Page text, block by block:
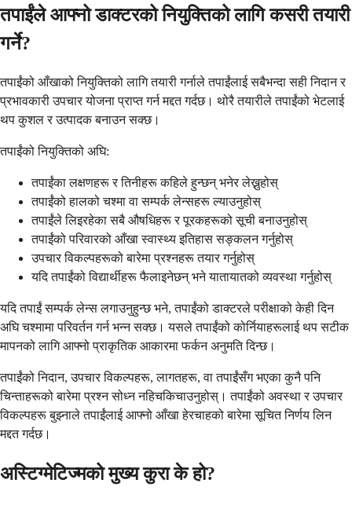
तपाईंले आफ्नो डाक्टरको नियुक्तिको लागि कसरी तयारी
गर्ने?
तपाईंको आँखाको नियुक्तिको लागि तयारी गर्नाले तपाईंलाई सबैभन्दा सही निदान र
प्रभावकारी उपचार योजना प्राप्त गर्न मद्दत गर्दछ। थोरै तयारीले तपाईंको भेटलाई
थप कुशल र उत्पादक बनाउन सक्छ।
तपाईंको नियुक्तिको अघि:
तपाईंका लक्षणहरू र तिनीहरू कहिले हुन्छन् भनेर लेख्नुहोस्
तपाईंको हालको चश्मा वा सम्पर्क लेन्सहरू ल्याउनुहोस्
तपाईंले लिइरहेका सबै औषधिहरू र पूरकहरूको सूची बनाउनुहोस्
तपाईंको परिवारको आँखा स्वास्थ्य इतिहास सङ्कलन गर्नुहोस्
उपचार विकल्पहरूको बारेमा प्रश्नहरू तयार गर्नुहोस्
यदि तपाईंको विद्यार्थीहरू फैलाइनेछन् भने यातायातको व्यवस्था गर्नुहोस्
यदि तपाईं सम्पर्क लेन्स लगाउनुहुन्छ भने, तपाईंको डाक्टरले परीक्षाको केही दिन
अघि चश्मामा परिवर्तन गर्न भन्न सक्छ। यसले तपाईंको कोर्नियाहरूलाई थप सटीक
मापनको लागि आफ्नो प्राकृतिक आकारमा फर्कन अनुमति दिन्छ।
तपाईंको निदान, उपचार विकल्पहरू, लागतहरू, वा तपाईंसँग भएका कुनै पनि
चिन्ताहरूको बारेमा प्रश्न सोध्न नहिचकिचाउनुहोस्। तपाईंको अवस्था र उपचार
विकल्पहरू बुझ्नाले तपाईंलाई आफ्नो आँखा हेरचाहको बारेमा सूचित निर्णय लिन
मद्दत गर्दछ।
अस्टिग्मेटिज्मको मुख्य कुरा के हो?